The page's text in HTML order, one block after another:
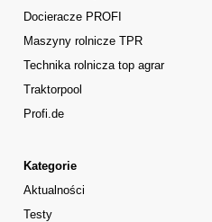
Kategorie
Aktualności
Testy
Docieracze PROFI
Maszyny rolnicze TPR
Technika rolnicza top agrar
Traktorpool
Profi.de